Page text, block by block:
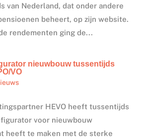
van Nederland, dat onder andere
beheert, op zijn website.
rendementen ging de...
nieuwbouw tussentijds
VO
HEVO heeft tussentijds
voor nieuwbouw
heeft te maken met de sterke